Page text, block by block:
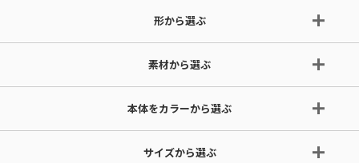
形から選ぶ
素材から選ぶ
本体をカラーから選ぶ
サイズから選ぶ